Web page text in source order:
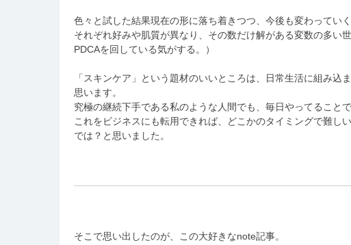
色々と試した結果現在の形に落ち着きつつ、今後も変わってい
それぞれ好みや肌質が異なり、その数だけ解がある変数の多い
PDCAを回している気がする。）
「スキンケア」という題材のいいところは、日常生活に組み込
思います。
究極の継続下手である私のような人間でも、毎日やってること
これをビジネスにも転用できれば、どこかのタイミングで難し
では？と思いました。
そこで思い出したのが、この大好きなnote記事。